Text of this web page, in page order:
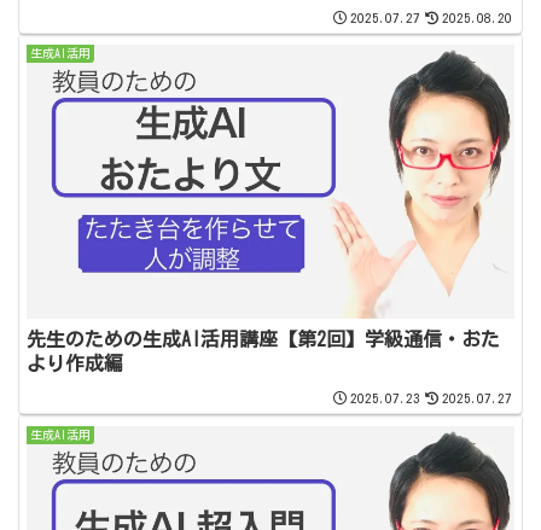
2025.07.27 2025.08.20
生成AI活用
先生のための生成AI活用講座【第2回】学級通信・おた
より作成編
2025.07.23 2025.07.27
生成AI活用